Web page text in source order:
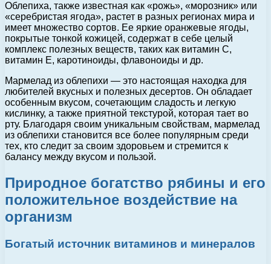
Облепиха, также известная как «рожь», «морозник» или
«серебристая ягода», растет в разных регионах мира и
имеет множество сортов. Ее яркие оранжевые ягоды,
покрытые тонкой кожицей, содержат в себе целый
комплекс полезных веществ, таких как витамин С,
витамин Е, каротиноиды, флавоноиды и др.
Мармелад из облепихи — это настоящая находка для
любителей вкусных и полезных десертов. Он обладает
особенным вкусом, сочетающим сладость и легкую
кислинку, а также приятной текстурой, которая тает во
рту. Благодаря своим уникальным свойствам, мармелад
из облепихи становится все более популярным среди
тех, кто следит за своим здоровьем и стремится к
балансу между вкусом и пользой.
Природное богатство рябины и его
положительное воздействие на
организм
Богатый источник витаминов и минералов